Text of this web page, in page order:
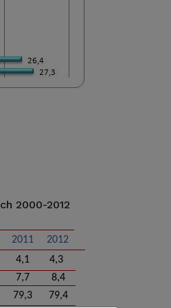
2000-2012
2011
2012
4,1
4,3
7,7
8,4
79,3 79,4